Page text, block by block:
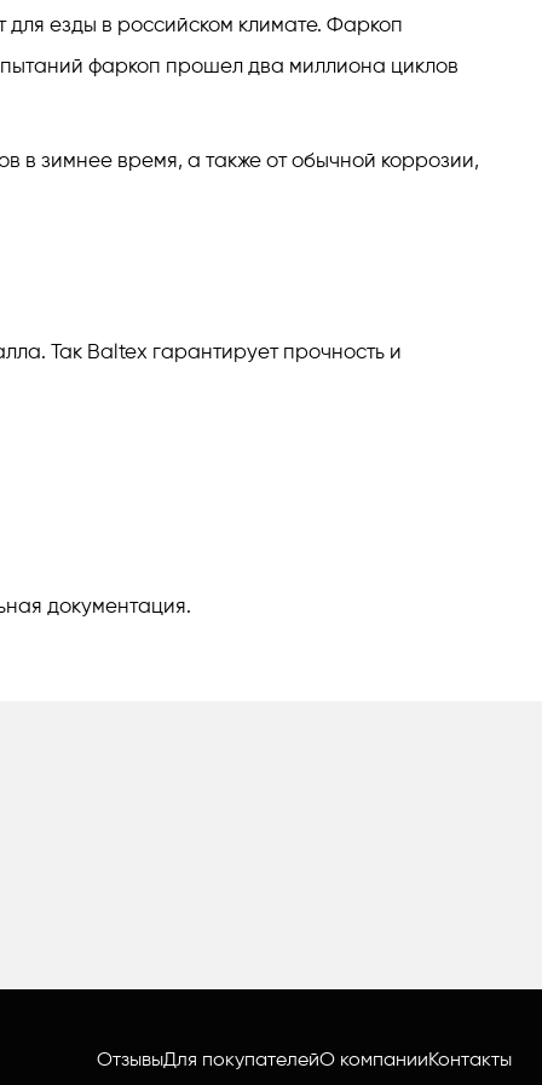
езды в российском климате. Фаркоп
фаркоп прошел два миллиона циклов
в зимнее время, а также от обычной коррозии,
Так Baltex гарантирует прочность и
документация.
ОтзывыДля покупателейО компанииКонтакты